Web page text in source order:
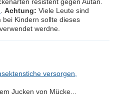
Achtung: Viele Leute sind
bei Kindern sollte dieses
werdne.
versorgen,
Jucken von Mücke...